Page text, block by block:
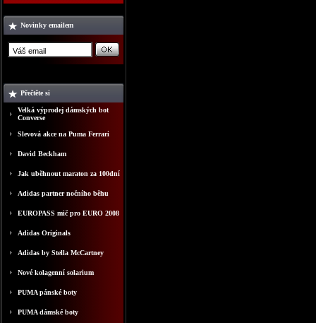
Novinky emailem
Přečtěte si
Velká výprodej dámských bot
Converse
Slevová akce na Puma Ferrari
David Beckham
Jak uběhnout maraton za 100dní
Adidas partner nočního běhu
EUROPASS mič pro EURO 2008
Adidas Originals
Adidas by Stella McCartney
Nové kolagenní solarium
PUMA pánské boty
PUMA dámské boty